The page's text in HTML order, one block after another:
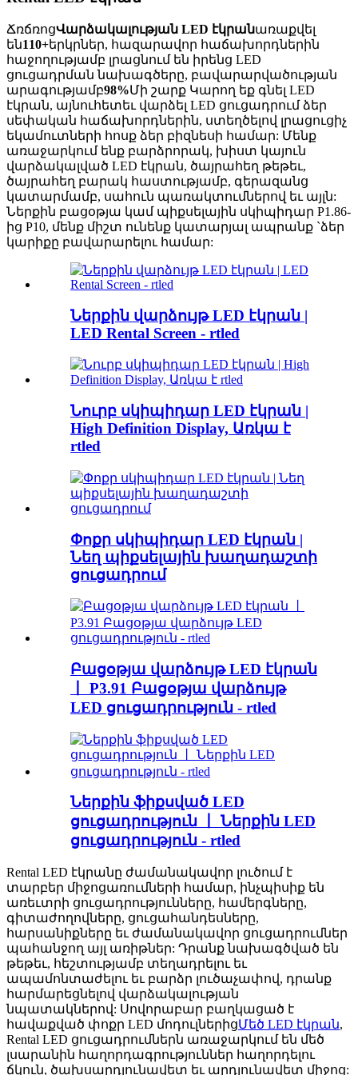
ՃռճռոցՎարձակալության LED էկրանառաքվել
են110+երկրներ, հազարավոր հաճախորդներին
հաջողությամբ լրացնում են իրենց LED
ցուցադրման նախագծերը, բավարարվածության
արագությամբ98%Մի շարք Կարող եք գնել LED
էկրան, այնուհետեւ վարձել LED ցուցադրում ձեր
սեփական հաճախորդներին, ստեղծելով լրացուցիչ
եկամուտների հոսք ձեր բիզնեսի համար: Մենք
առաջարկում ենք բարձրորակ, խիստ կայուն
վարձակալված LED էկրան, ծայրահեղ թեթեւ,
ծայրահեղ բարակ հաստությամբ, գերազանց
կատարմամբ, սահուն պառակտումներով եւ այլն:
Ներքին բացօթյա կամ պիքսելային սկիպիդար P1.86-
ից P10, մենք միշտ ունենք կատարյալ ապրանք `ձեր
կարիքը բավարարելու համար:
Ներքին վարձույթ LED էկրան |
LED Rental Screen - rtled
Նուրբ սկիպիդար LED էկրան |
High Definition Display, Առկա է
rtled
Փոքր սկիպիդար LED էկրան |
Նեղ պիքսելային խաղադաշտի
ցուցադրում
Բացօթյա վարձույթ LED էկրան
丨 P3.91 Բացօթյա վարձույթ
LED ցուցադրություն - rtled
Ներքին ֆիքսված LED
ցուցադրություն 丨 Ներքին LED
ցուցադրություն - rtled
Rental LED էկրանը ժամանակավոր լուծում է
տարբեր միջոցառումների համար, ինչպիսիք են
առեւտրի ցուցադրությունները, համերգները,
գիտաժողովները, ցուցահանդեսները,
հարսանիքները եւ ժամանակավոր ցուցադրումներ
պահանջող այլ առիթներ: Դրանք նախագծված են
թեթեւ, հեշտությամբ տեղադրելու եւ
ապամոնտաժելու եւ բարձր լուծաչափով, դրանք
հարմարեցնելով վարձակալության
նպատակներով: Սովորաբար բաղկացած է
հավաքված փոքր LED մոդուլներիցՄեծ LED էկրան,
Rental LED ցուցադրումներն առաջարկում են մեծ
լսարանին հաղորդագրություններ հաղորդելու
ճկուն, ծախսարդյունավետ եւ արդյունավետ միջոց: